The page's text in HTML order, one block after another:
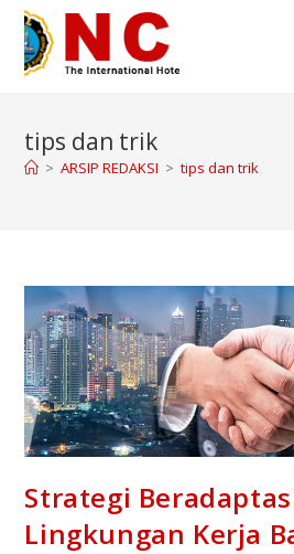
tips dan trik
> ARSIP REDAKSI > tips dan trik
Strategi
Lingkungan Kerja